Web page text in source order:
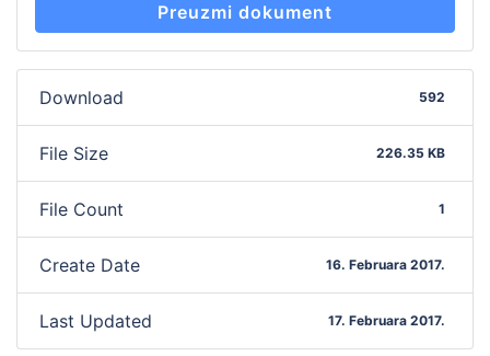
Preuzmi dokument
Download 592
File Size 226.35 KB
File Count 1
Create Date 16. Februara 2017.
Last Updated 17. Februara 2017.